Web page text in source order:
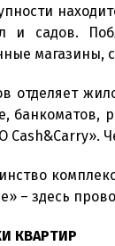
и садов.
магазины,
отделяет
банкоматов,
– здесь
КВАРТИР